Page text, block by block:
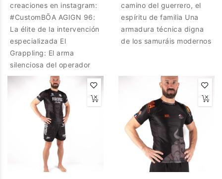
creaciones en instagram:
#CustomBŌA AGIGN 96:
La élite de la intervención
especializada El
Grappling: El arma
silenciosa del operador
camino del guerrero, el
espíritu de familia Una
armadura técnica digna
de los samuráis modernos